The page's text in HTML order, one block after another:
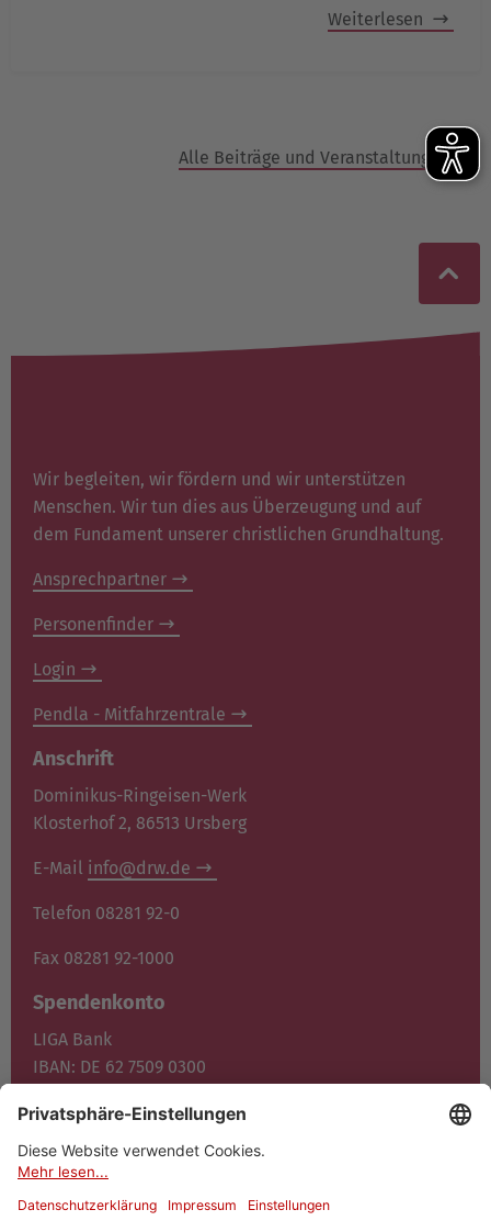
Weiterlesen
Alle Beiträge und Veranstaltungen
Wir begleiten, wir fördern und wir unterstützen
Menschen. Wir tun dies aus Überzeugung und auf
dem Fundament unserer christlichen Grundhaltung.
Ansprechpartner
Personenfinder
Login
Pendla - Mitfahrzentrale
Anschrift
Dominikus-Ringeisen-Werk
Klosterhof 2, 86513 Ursberg
E-Mail info@drw.de
Telefon 08281 92-0
Fax 08281 92-1000
Spendenkonto
LIGA Bank
IBAN: DE 62 7509 0300
BIC: GENO DE F1M05
Jetzt spenden